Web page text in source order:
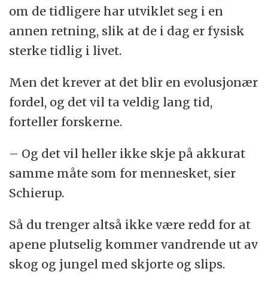
om de tidligere har utviklet seg i en
annen retning, slik at de i dag er fysisk
sterke tidlig i livet.
Men det krever at det blir en evolusjonær
fordel, og det vil ta veldig lang tid,
forteller forskerne.
– Og det vil heller ikke skje på akkurat
samme måte som for mennesket, sier
Schierup.
Så du trenger altså ikke være redd for at
apene plutselig kommer vandrende ut av
skog og jungel med skjorte og slips.